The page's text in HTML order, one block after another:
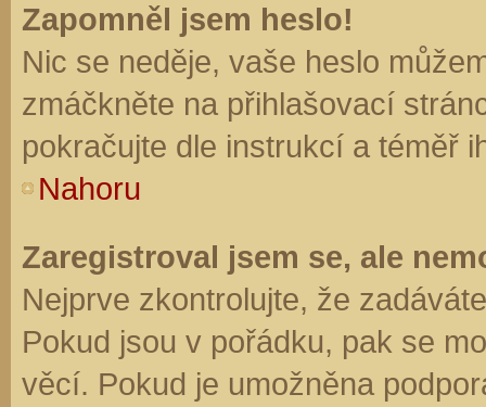
Zapomněl jsem heslo!
Nic se neděje, vaše heslo
zmáčkněte na přihlašovací
pokračujte dle instrukcí a téměř
Nahoru
Zaregistroval jsem se, ale
Nejprve zkontrolujte, že
Pokud jsou v pořádku, pak se
věcí. Pokud je umožněna